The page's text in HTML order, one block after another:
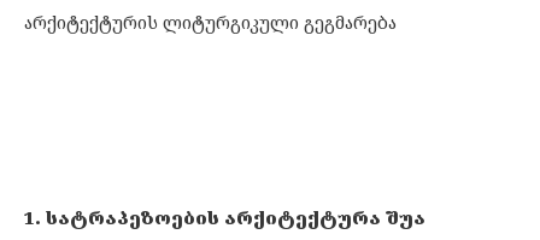
არქიტექტურის ლიტურგიკული გეგმარება
1. სატრაპეზოების არქიტექტურა შუა